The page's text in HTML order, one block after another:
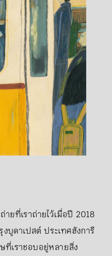
ยที่เราถ่ายไว้เมื่อปี 2018
บูดาเปสต์ ประเทศฮังการี
เราชอบอยู่หลายสิ่ง